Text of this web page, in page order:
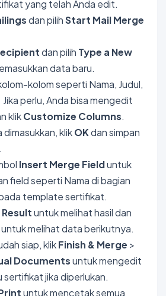
yang telah Anda edit.
dan pilihStart Mail Merge
dan pilih Type a New
data baru.
kolom seperti Nama, Judul,
perlu, Anda bisa mengedit
klikCustomize Columns.
klikOKdan simpan
Insert Merge Fielduntuk
field seperti Nama di bagian
template sertifikat.
untuk melihat hasil dan
melihat data berikutnya.
siap, klikFinish & Merge >
Documentsuntuk mengedit
sertifikat jika diperlukan.
untuk mencetak semua